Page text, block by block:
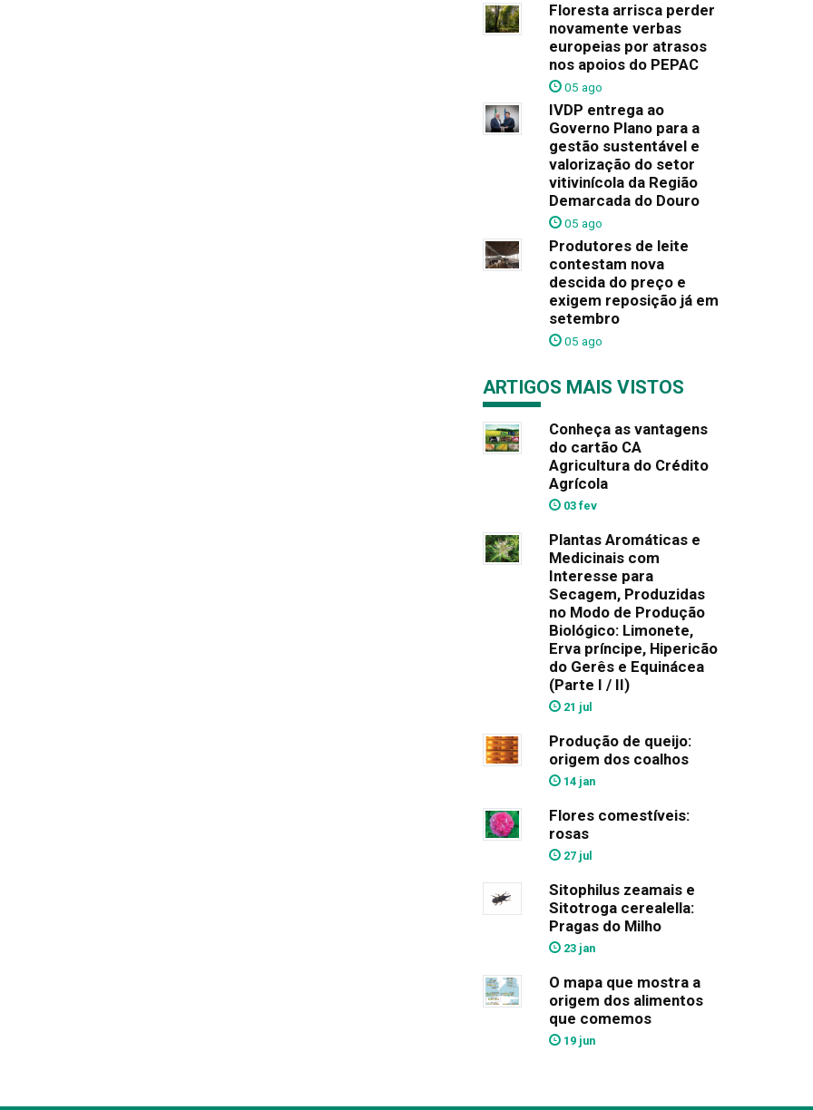
Floresta arrisca perder
novamente verbas
europeias por atrasos
nos apoios do PEPAC
05 ago
IVDP entrega ao
Governo Plano para a
gestão sustentável e
valorização do setor
vitivinícola da Região
Demarcada do Douro
05 ago
Produtores de leite
contestam nova
descida do preço e
exigem reposição já em
setembro
05 ago
ARTIGOS MAIS VISTOS
Conheça as vantagens
do cartão CA
Agricultura do Crédito
Agrícola
03 fev
Plantas Aromáticas e
Medicinais com
Interesse para
Secagem, Produzidas
no Modo de Produção
Biológico: Limonete,
Erva príncipe, Hipericão
do Gerês e Equinácea
(Parte I / II)
21 jul
Produção de queijo:
origem dos coalhos
14 jan
Flores comestíveis:
rosas
27 jul
Sitophilus zeamais e
Sitotroga cerealella:
Pragas do Milho
23 jan
O mapa que mostra a
origem dos alimentos
que comemos
19 jun